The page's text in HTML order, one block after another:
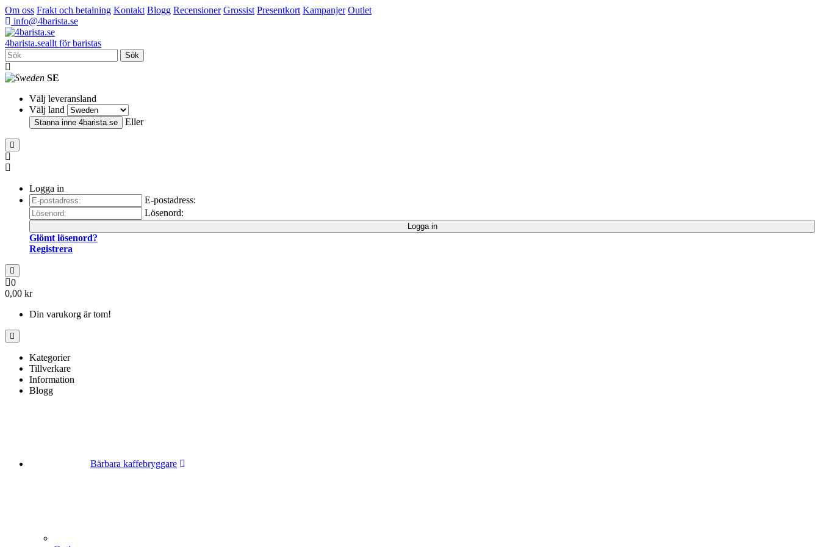
Om oss Frakt och betalning Kontakt Blogg Recensioner Grossist Presentkort Kampanjer Outlet
info@4barista.se
4barista.seallt för baristas
Sök
SE
Välj leveransland
Välj land
Stanna inne 4barista.se Eller
Logga in
E-postadress:
Lösenord:
Logga in
Glömt lösenord?
Registrera
0
0,00 kr
Din varukorg är tom!
Kategorier
Tillverkare
Information
Blogg
Bärbara kaffebryggare